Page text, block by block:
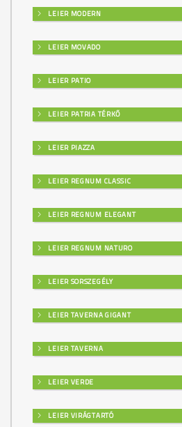
LEIER MODERN
LEIER MOVADO
LEIER PATIO
LEIER PATRIA TÉRKŐ
LEIER PIAZZA
LEIER REGNUM CLASSIC
LEIER REGNUM ELEGANT
LEIER REGNUM NATURO
LEIER SORSZEGÉLY
LEIER TAVERNA GIGANT
LEIER TAVERNA
LEIER VERDE
LEIER VIRÁGTARTÓ